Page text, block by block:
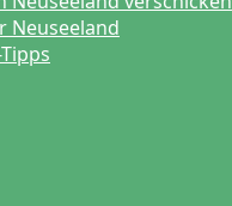
Neuseeland